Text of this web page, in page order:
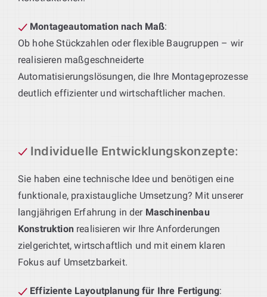
Montageautomation nach Maß:
Ob hohe Stückzahlen oder flexible Baugruppen – wir
realisieren maßgeschneiderte
Automatisierungslösungen, die Ihre Montageprozesse
deutlich effizienter und wirtschaftlicher machen.
Individuelle Entwicklungskonzepte:
Sie haben eine technische Idee und benötigen eine
funktionale, praxistaugliche Umsetzung? Mit unserer
langjährigen Erfahrung in der Maschinenbau
Konstruktionrealisieren wir Ihre Anforderungen
zielgerichtet, wirtschaftlich und mit einem klaren
Fokus auf Umsetzbarkeit.
Effiziente Layoutplanung für Ihre Fertigung: